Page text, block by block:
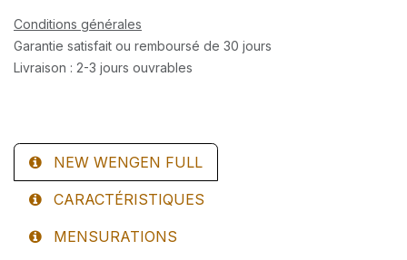
Conditions générales
Garantie satisfait ou remboursé de 30 jours
Livraison : 2-3 jours ouvrables
NEW WENGEN FULL
CARACTÉRISTIQUES
MENSURATIONS